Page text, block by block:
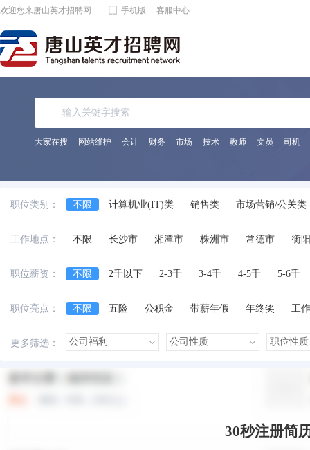
欢迎您来唐山英才招聘网 手机版 客服中心
大家在搜 网站维护 会计 财务 市场 技术 教师 文员 司机
职位类别： 不限 计算机业(IT)类 销售类
市场营销/公关类
化工/制药类
能源动力类
宾馆饭店/餐饮旅游类
法律专业人员类
影视/摄影专业类
编辑/发行类
工作地点： 不限 长沙市 湘潭市 株洲市 常德市 衡
职位薪资： 不限 2千以下 2-3千 3-4千 4-5千 5-6千
职位亮点： 不限 五险 公积金 带薪年假 年终奖
工
更多筛选：
本站职位 盟站职位
30秒注册简